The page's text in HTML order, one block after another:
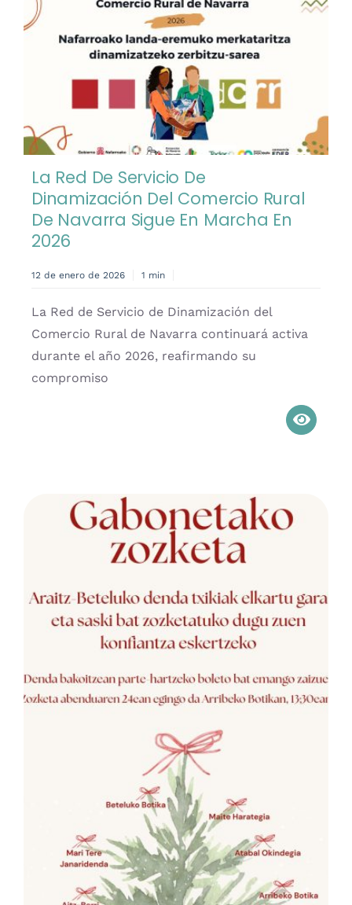
La Red De Servicio De
Dinamización Del Comercio Rural
De Navarra Sigue En Marcha En
2026
12 de enero de 2026 1 min
La Red de Servicio de Dinamización del
Comercio Rural de Navarra continuará activa
durante el año 2026, reafirmando su
compromiso